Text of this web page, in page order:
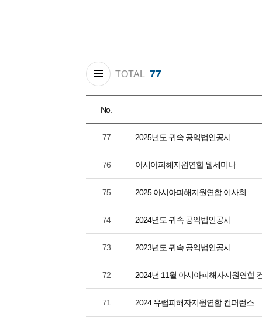
TOTAL 77
No.
77 2025년도 귀속 공익법인공시
76 아시아피해지원연합 웹세미나
75 2025 아시아피해지원연합 이사회
74 2024년도 귀속 공익법인공시
73 2023년도 귀속 공익법인공시
72 2024년 11월 아시아피해자지원연합
71 2024 유럽피해자지원연합 컨퍼런스